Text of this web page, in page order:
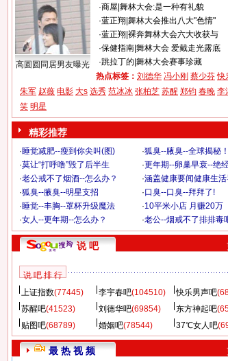
高圆圆同居男友曝光
·商屋 舞林大会:是一种有礼貌
·蓝正翔 舞林大会推出八大"色情"
·蓝正翔 裸奔舞林大会六大收获与
·保健指南| 舞林大会 爱戴走光露底
·跳拉丁的 舞林大会赛事珍藏
热点标签： 刘德华 冯小刚 蔡少芬 快
朱军 赵薇 电影 大s 选秀 范冰冰 张柏芝 苏醒 郑钧 春晚 李
笑 明星
精彩推荐
·睡觉减肥--瘦到你尖叫(图) ·狐臭--腋臭--全球揭秘！
·莫让“打呼噜”毁了后半生 ·更年期--卵巢早衰--绝
·老公戒不了烟酒--怎么办？ ·涵盖健康要闻健康生
·狐臭--腋臭--明星支招 ·口臭--口臭--拜拜了!
·睡觉--丰胸--罩杯升级魔法 ·10平米小店 月赚20万
·女人--更年期--怎么办？ ·老公--烟戒不了排排毒
说 吧
说 吧 排 行
上证指数(77445) 李宇春吧(104510) 快乐男声吧
苏醒吧(41523) 刘德华吧(69854) 东方神起吧
贴图吧(68789) 婚姻吧(78544) 37℃女人吧
最 热 视 频